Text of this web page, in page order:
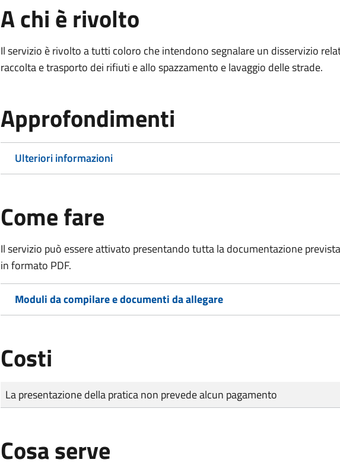
A chi è rivolto
Il servizio è rivolto a tutti coloro che intendono segnalare un disservizio
raccolta e trasporto dei rifiuti e allo spazzamento e lavaggio delle strade.
Approfondimenti
Ulteriori informazioni
Come fare
Il servizio può essere attivato presentando tutta la documentazione
in formato PDF.
Moduli da compilare e documenti da allegare
Costi
Tipo di pagamento
Importo
La presentazione della pratica non prevede alcun pagamento
Cosa serve